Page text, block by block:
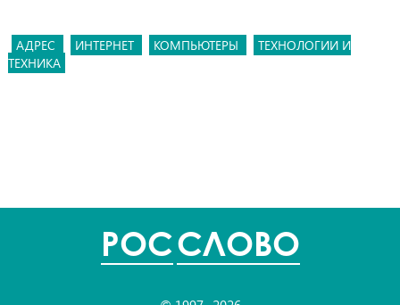
АДРЕС ИНТЕРНЕТ КОМПЬЮТЕРЫ
ТЕХНОЛОГИИ И
ТЕХНИКА
POCСЛОВО